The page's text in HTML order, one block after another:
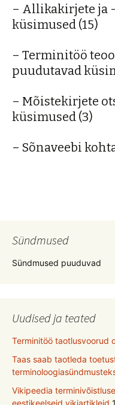
– Allikakirjete ja
küsimused (15)
– Terminitöö
puudutavad
– Mõistekirjete
küsimused (3)
– Sõnaveebi
Sündmused
Sündmused puuduvad
Uudised ja teated
Terminitöö taotlusvoorud
Taas saab taotleda
Vikipeedia
eestikeelseid vikiartikleid